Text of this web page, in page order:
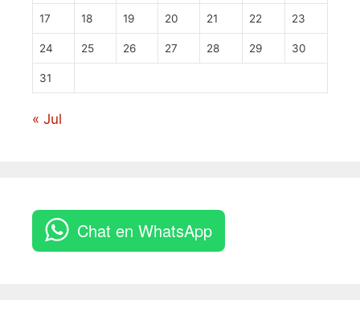
17 18 19 20 21 22 23
24 25 26 27 28 29 30
31
« Jul
Chat en WhatsApp